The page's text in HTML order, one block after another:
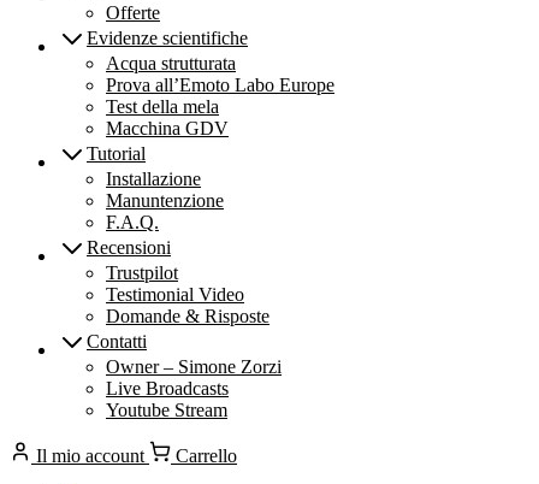
Offerte
Evidenze scientifiche
Acqua strutturata
Prova all’Emoto Labo Europe
Test della mela
Macchina GDV
Tutorial
Installazione
Manuntenzione
F.A.Q.
Recensioni
Trustpilot
Testimonial Video
Domande & Risposte
Contatti
Owner – Simone Zorzi
Live Broadcasts
Youtube Stream
Il mio account
Carrello